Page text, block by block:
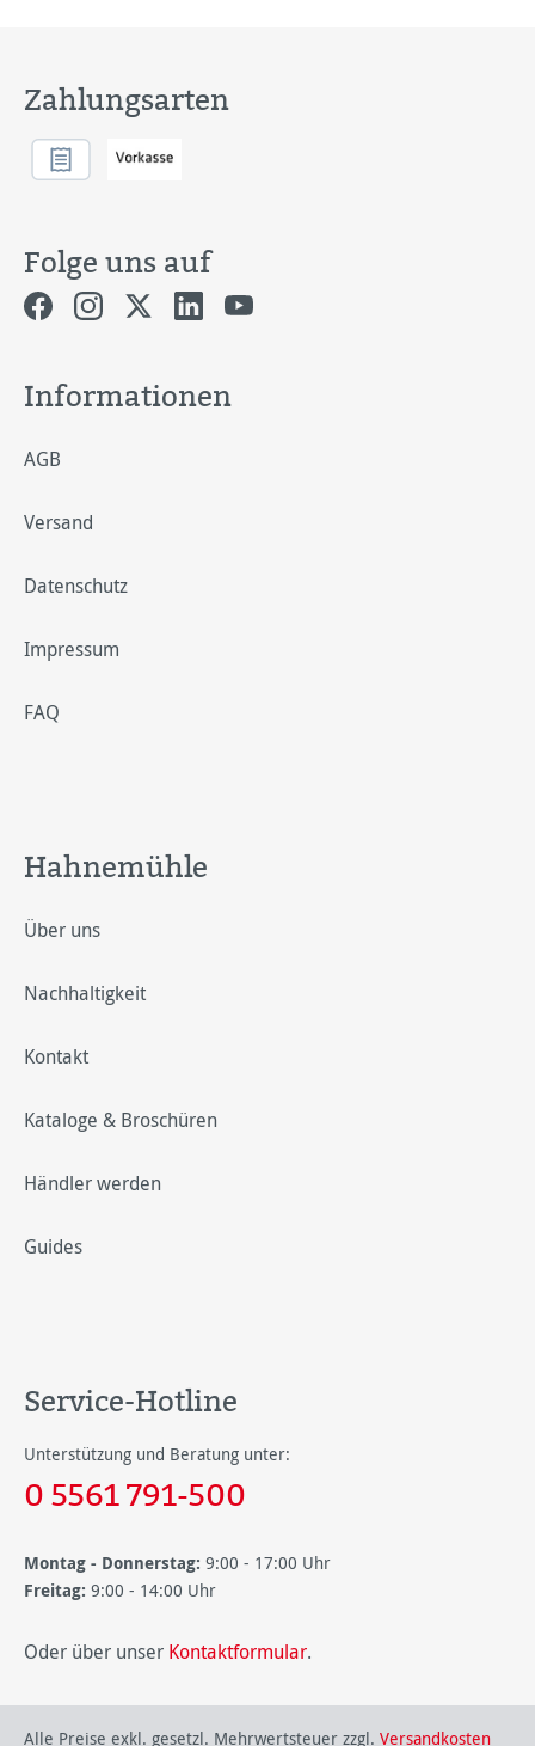
Zahlungsarten
Folge uns auf
Informationen
AGB
Versand
Datenschutz
Impressum
FAQ
Hahnemühle
Über uns
Nachhaltigkeit
Kontakt
Kataloge & Broschüren
Händler werden
Guides
Service-Hotline
Unterstützung und Beratung unter:
0 5561 791-500
Montag - Donnerstag: 9:00 - 17:00 Uhr
Freitag: 9:00 - 14:00 Uhr
Oder über unser Kontaktformular.
Alle Preise exkl. gesetzl. Mehrwertsteuer zzgl. Versandkosten